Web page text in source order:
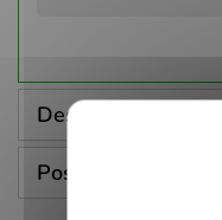
Description
Poser une question